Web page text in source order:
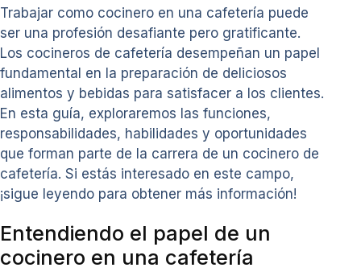
Trabajar como cocinero en una cafetería puede
ser una profesión desafiante pero gratificante.
Los cocineros de cafetería desempeñan un papel
fundamental en la preparación de deliciosos
alimentos y bebidas para satisfacer a los clientes.
En esta guía, exploraremos las funciones,
responsabilidades, habilidades y oportunidades
que forman parte de la carrera de un cocinero de
cafetería. Si estás interesado en este campo,
¡sigue leyendo para obtener más información!
Entendiendo el papel de un
cocinero en una cafetería